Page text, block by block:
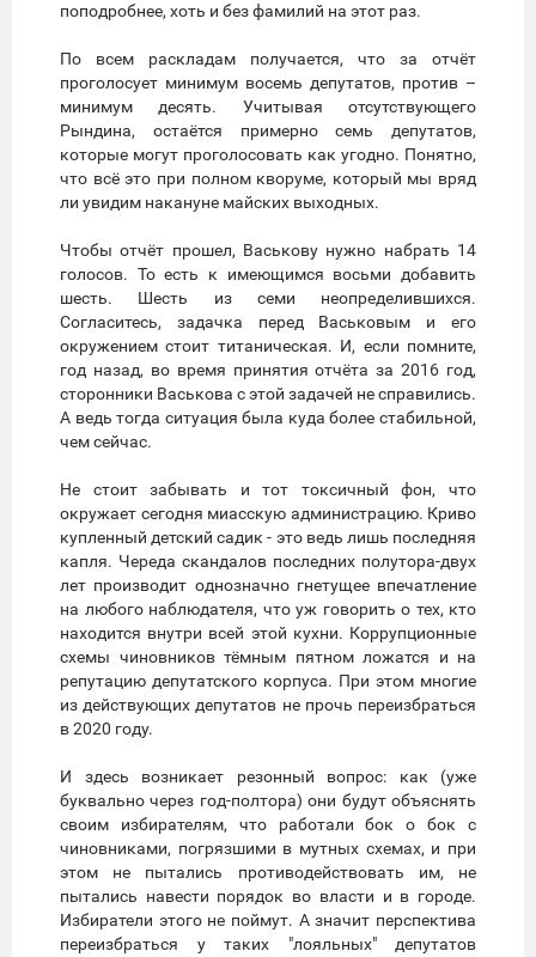
поподробнее, хоть и без фамилий на этот раз.
По всем раскладам получается, что за отчёт
проголосует минимум восемь депутатов, против –
минимум десять. Учитывая отсутствующего
Рындина, остаётся примерно семь депутатов,
которые могут проголосовать как угодно. Понятно,
что всё это при полном кворуме, который мы вряд
ли увидим накануне майских выходных.
Чтобы отчёт прошел, Васькову нужно набрать 14
голосов. То есть к имеющимся восьми добавить
шесть. Шесть из семи неопределившихся.
Согласитесь, задачка перед Васьковым и его
окружением стоит титаническая. И, если помните,
год назад, во время принятия отчёта за 2016 год,
сторонники Васькова с этой задачей не справились.
А ведь тогда ситуация была куда более стабильной,
чем сейчас.
Не стоит забывать и тот токсичный фон, что
окружает сегодня миасскую администрацию. Криво
купленный детский садик - это ведь лишь последняя
капля. Череда скандалов последних полутора-двух
лет производит однозначно гнетущее впечатление
на любого наблюдателя, что уж говорить о тех, кто
находится внутри всей этой кухни. Коррупционные
схемы чиновников тёмным пятном ложатся и на
репутацию депутатского корпуса. При этом многие
из действующих депутатов не прочь переизбраться
в 2020 году.
И здесь возникает резонный вопрос: как (уже
буквально через год-полтора) они будут объяснять
своим избирателям, что работали бок о бок с
чиновниками, погрязшими в мутных схемах, и при
этом не пытались противодействовать им, не
пытались навести порядок во власти и в городе.
Избиратели этого не поймут. А значит перспектива
переизбраться у таких "лояльных" депутатов